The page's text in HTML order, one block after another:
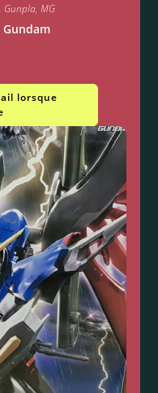
, Gunpla, MG
Gundam
lorsque